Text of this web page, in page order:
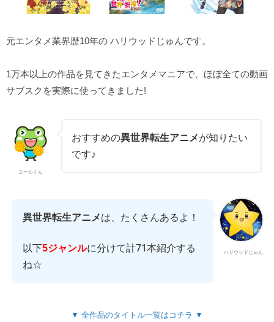
元エンタメ業界歴10年の ハリウッドじゅんです。
1万本以上の作品を見てきたエンタメマニアで、ほぼ全ての動画
サブスクを実際に使ってきました!
エールくん
おすすめの異世界転生アニメが知りたい
です♪
ハリウッドじゅん
異世界転生アニメは、たくさんあるよ！
以下5ジャンルに分けて計71本紹介する
ね☆
▼ 全作品のタイトル一覧はコチラ ▼